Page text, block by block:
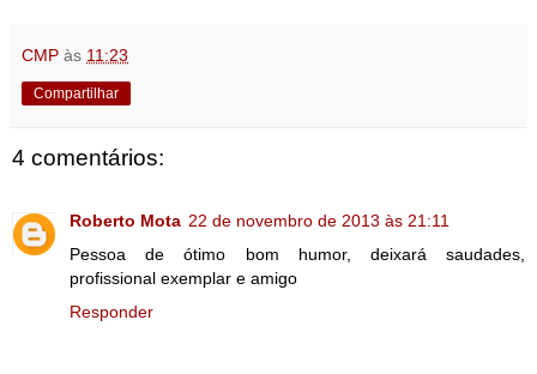
CMP às 11:23
Compartilhar
4 comentários:
Roberto Mota 22 de novembro de 2013 às 21:11
Pessoa de ótimo bom humor, deixará saudades,
profissional exemplar e amigo
Responder